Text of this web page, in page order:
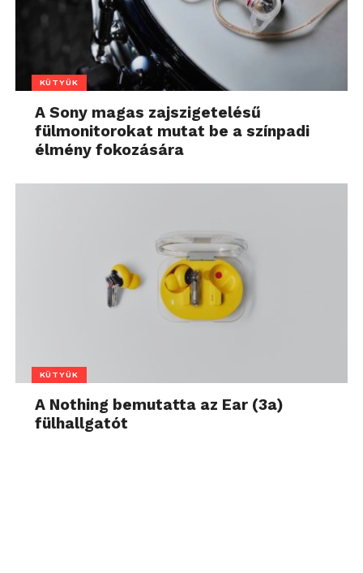
KÜTYÜK
A Sony magas zajszigetelésű
fülmonitorokat mutat be a színpadi
élmény fokozására
KÜTYÜK
A Nothing bemutatta az Ear (3a)
fülhallgatót